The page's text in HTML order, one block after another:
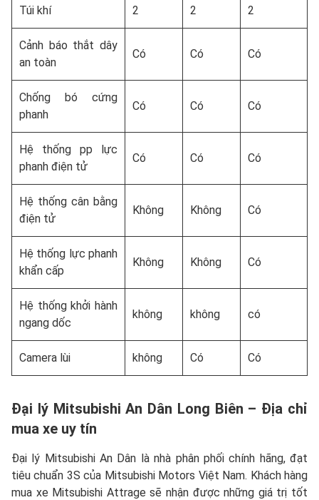
Túi khí 2 2 2
Cảnh báo thắt dây
an toàn
Có Có Có
Chống bó cứng
phanh
Có Có Có
Hệ thống pp lực
phanh điện tử
Có Có Có
Hệ thống cân bằng
điện tử
Không Không Có
Hệ thống lực phanh
khẩn cấp
Không Không Có
Hệ thống khởi hành
ngang dốc
không không có
Camera lùi không Có Có
Đại lý Mitsubishi An Dân Long Biên – Địa chỉ
mua xe uy tín
Đại lý Mitsubishi An Dân là nhà phân phối chính hãng, đạt
tiêu chuẩn 3S của Mitsubishi Motors Việt Nam. Khách hàng
mua xe Mitsubishi Attrage sẽ nhận được những giá trị tốt